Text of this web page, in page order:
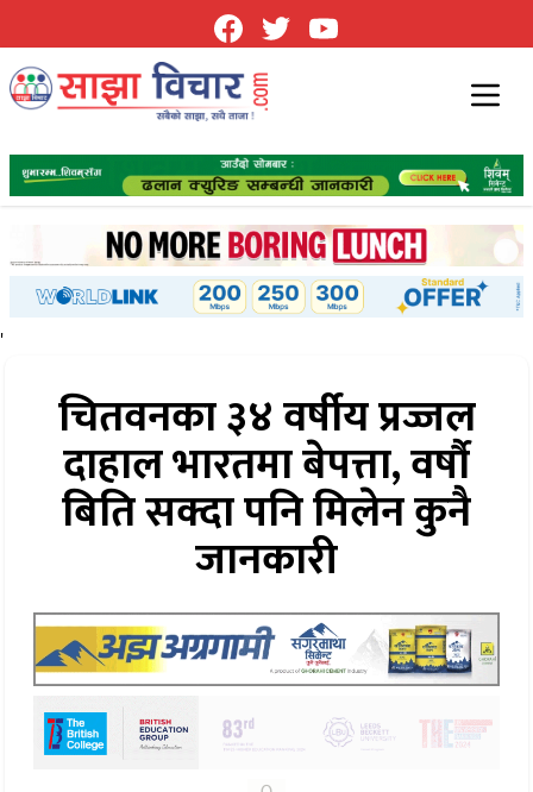
'
चितवनका ३४ वर्षीय प्रज्जल
दाहाल भारतमा बेपत्ता, वर्षौ
बिति सक्दा पनि मिलेन कुनै
जानकारी